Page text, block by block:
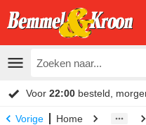
Voor 22:00 besteld,
Vorige Home